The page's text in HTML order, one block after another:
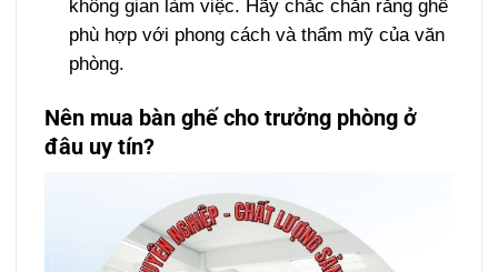
không gian làm việc. Hãy chắc chắn rằng ghế
phù hợp với phong cách và thẩm mỹ của văn
phòng.
Nên mua bàn ghế cho trưởng phòng ở
đâu uy tín?